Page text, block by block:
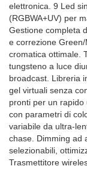
elettronica. 9 Led
(RGBWA+UV) per
Gestione completa
e correzione
cromatica ottimale.
tungsteno a luce
broadcast. Libreria
gel virtuali senza
pronti per un rapido
con parametri di
variabile da ultra-
chase. Dimming ad
selezionabili,
Trasmettitore